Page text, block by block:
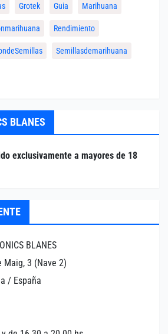
Grotek Guia Marihuana
Rendimiento
Semillasdemarihuana
BLANES
exclusivamente a mayores de 18
BLANES
Maig, 3 (Nave 2)
/ España